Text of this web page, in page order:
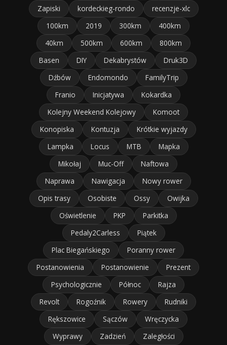
Zapiski
kordeckieg-rondo
recenzje-xlc
100km
2019 300km
400km
40km
500km 600km
800km
Basen
DIY Dekabrystów
Druk3D
Dźbów
Endomondo
FamilyTrip
Franio
Inicjatywa
Kokardka
Kolejny Weekend Kolejowy
Komoot
Konopiska
Kontuzja
Krótkie wyjazdy
Lampka
Locus MTB
Mapka
Mikołaj
Muc-Off
Naftowa
Naprawa
Nawigacja
Nowy rower
Opis trasy
Osobiste Ossy
Owijka
Oświetlenie
PKP
Parkitka
Pedaly2Carless
Piątek
Plac Biegańskiego
Poranny rower
Postanowienia
Postanowienie
Prezent
Psychologicznie
Północ
Rajza
Revolt
Rogoźnik Rowery
Rudniki
Rększowice
Sączów
Wręczycka
Wyprawy
Zadzień Zaległości